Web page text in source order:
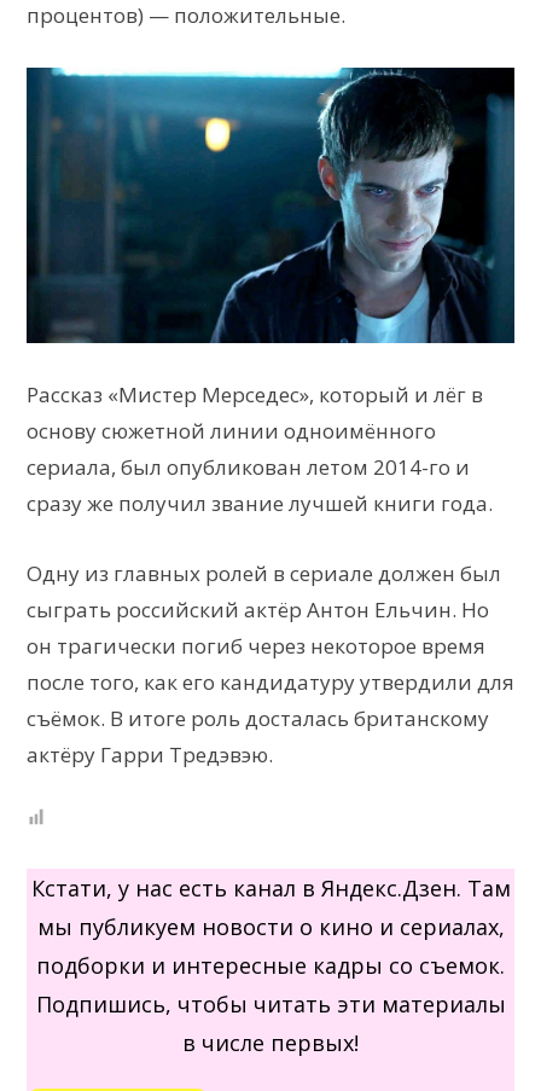
процентов) — положительные.
Рассказ «Мистер Мерседес», который и лёг в
основу сюжетной линии одноимённого
сериала, был опубликован летом 2014-го и
сразу же получил звание лучшей книги года.
Одну из главных ролей в сериале должен был
сыграть российский актёр Антон Ельчин. Но
он трагически погиб через некоторое время
после того, как его кандидатуру утвердили для
съёмок. В итоге роль досталась британскому
актёру Гарри Тредэвэю.
Кстати, у нас есть канал в Яндекс.Дзен. Там
мы публикуем новости о кино и сериалах,
подборки и интересные кадры со съемок.
Подпишись, чтобы читать эти материалы
в числе первых!